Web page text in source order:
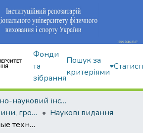
Фонди
та
зібрання
Пошук за
критеріями
Навчально-науковий інститут здоров'я, реабілітації та фізичного виховання
Кафедра медицини, громадського здоров'я та екології спорту
Наукові видання
Информационные технологии обоснования оптимального курса интервальной гипоксической тренировки в практике спортивной подготовки высококвалифицированных спортсменок